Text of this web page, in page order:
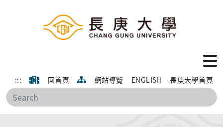
::: 回首頁 網站導覽 ENGLISH 長庚大學首頁
搜